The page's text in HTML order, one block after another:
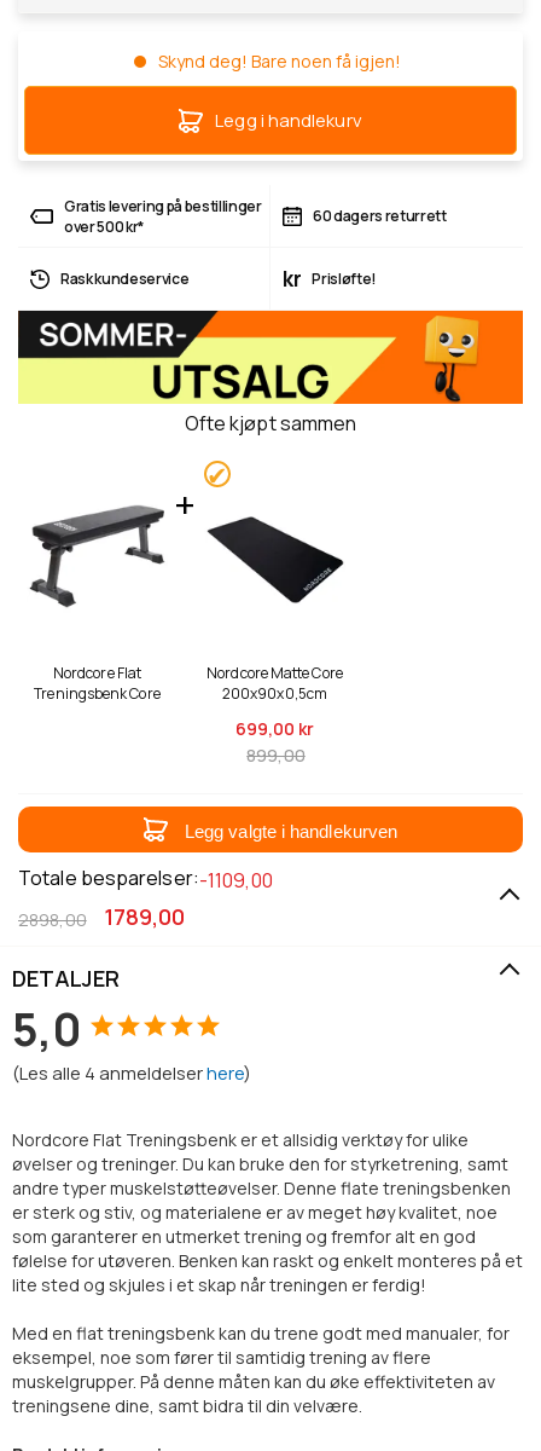
Skynd deg! Bare noen få igjen!
Legg i handlekurv
Gratis levering på bestillinger
over 500 kr*
60 dagers returrett
Rask kundeservice kr Prisløfte!
Ofte kjøpt sammen
Nordcore Flat
Treningsbenk Core
Nordcore Matte Core
200x90x0,5cm
699,00 kr
899,00
Legg valgte i handlekurven
Totale besparelser:-1109,00
1789,00
2898,00
DETALJER
5,0
(Les alle 4anmeldelserhere)
Nordcore Flat Treningsbenk er et allsidig verktøy for ulike
øvelser og treninger. Du kan bruke den for styrketrening, samt
andre typer muskelstøtteøvelser. Denne flate treningsbenken
er sterk og stiv, og materialene er av meget høy kvalitet, noe
som garanterer en utmerket trening og fremfor alt en god
følelse for utøveren. Benken kan raskt og enkelt monteres på et
lite sted og skjules i et skap når treningen er ferdig!
Med en flat treningsbenk kan du trene godt med manualer, for
eksempel, noe som fører til samtidig trening av flere
muskelgrupper. På denne måten kan du øke effektiviteten av
treningsene dine, samt bidra til din velvære.